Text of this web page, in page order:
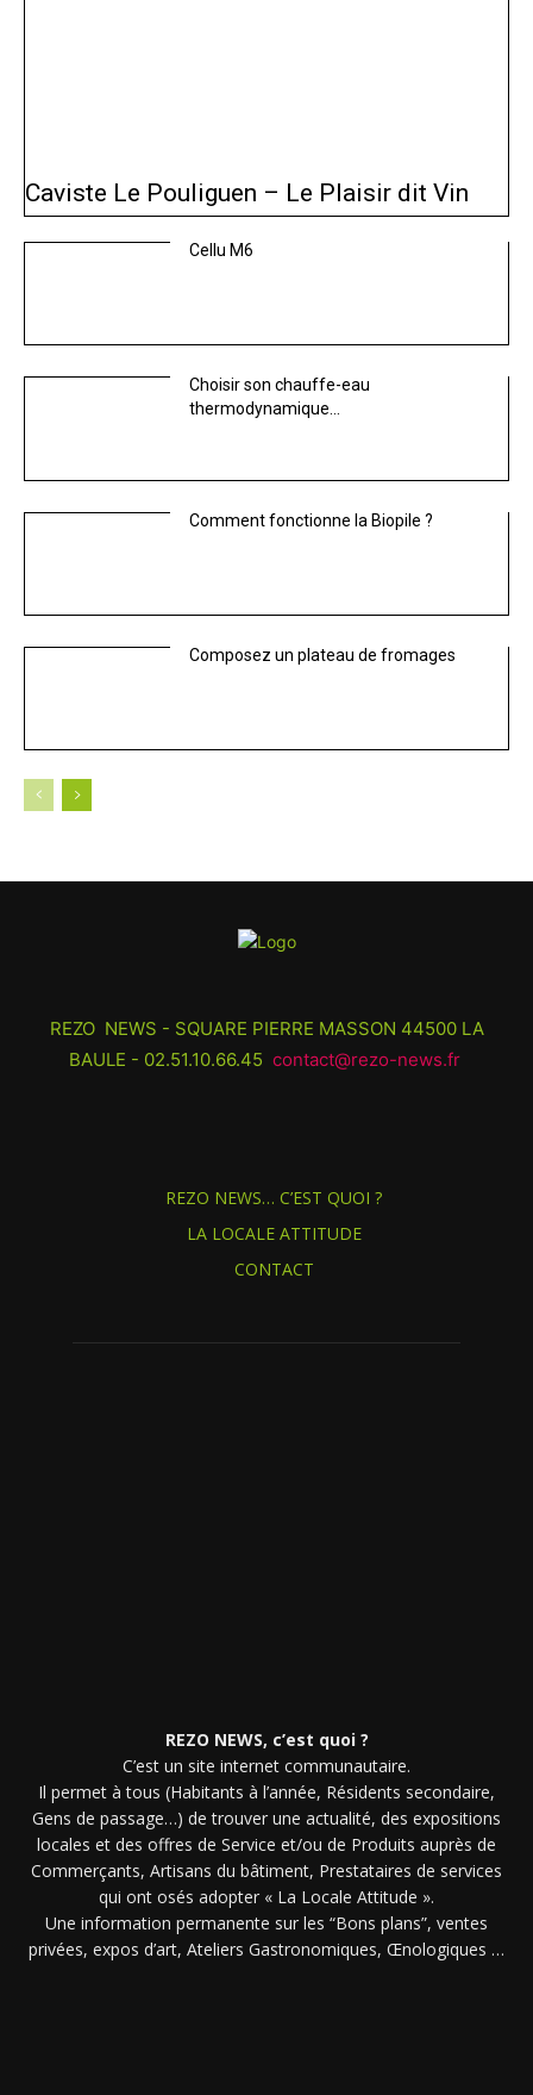
Caviste Le Pouliguen – Le Plaisir dit Vin
Cellu M6
Choisir son chauffe-eau
thermodynamique…
Comment fonctionne la Biopile ?
Composez un plateau de fromages
REZO NEWS - SQUARE PIERRE MASSON 44500 LA
BAULE - 02.51.10.66.45 contact@rezo-news.fr
REZO NEWS… C’EST QUOI ?
LA LOCALE ATTITUDE
CONTACT
REZO NEWS, c’est quoi ?
C’est un site internet communautaire.
Il permet à tous (Habitants à l’année, Résidents secondaire,
Gens de passage…) de trouver une actualité, des expositions
locales et des offres de Service et/ou de Produits auprès de
Commerçants, Artisans du bâtiment, Prestataires de services
qui ont osés adopter « La Locale Attitude ».
Une information permanente sur les “Bons plans”, ventes
privées, expos d’art, Ateliers Gastronomiques, Œnologiques …